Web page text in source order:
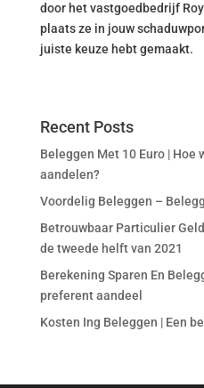
door het vastgoedbedrijf
plaats ze in jouw
juiste keuze hebt gemaakt.
Recent Posts
Beleggen Met 10 Euro | Hoe
aandelen?
Voordelig Beleggen –
Betrouwbaar Particulier
de tweede helft van 2021
Berekening Sparen En
preferent aandeel
Kosten Ing Beleggen | Een